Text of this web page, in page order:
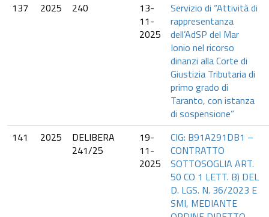
137
2025 240
13-
11-
2025
Servizio di “Attività di
rappresentanza
dell’AdSP del Mar
Ionio nel ricorso
dinanzi alla Corte di
Giustizia Tributaria di
primo grado di
Taranto, con istanza
di sospensione”
141
2025
DELIBERA
241/25
19-
11-
2025
CIG: B91A291DB1 –
CONTRATTO
SOTTOSOGLIA ART.
50 CO 1 LETT. B) DEL
D. LGS. N. 36/2023 E
SMI, MEDIANTE